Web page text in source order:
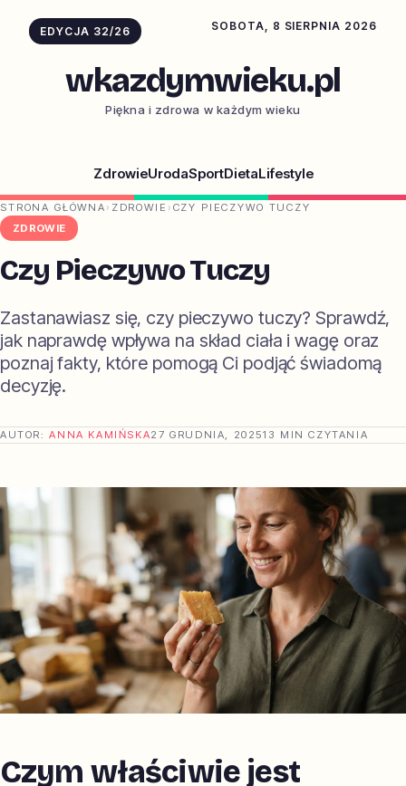
EDYCJA 32/26 SOBOTA, 8 SIERPNIA 2026
wkazdymwieku.pl
Piękna i zdrowa w każdym wieku
ZdrowieUrodaSportDietaLifestyle
STRONA GŁÓWNA › ZDROWIE › CZY PIECZYWO TUCZY
ZDROWIE
Czy Pieczywo Tuczy
Zastanawiasz się, czy pieczywo tuczy? Sprawdź,
jak naprawdę wpływa na skład ciała i wagę oraz
poznaj fakty, które pomogą Ci podjąć świadomą
decyzję.
AUTOR:ANNA KAMIŃSKA27 GRUDNIA, 202513 MIN CZYTANIA
Czym właściwie jest